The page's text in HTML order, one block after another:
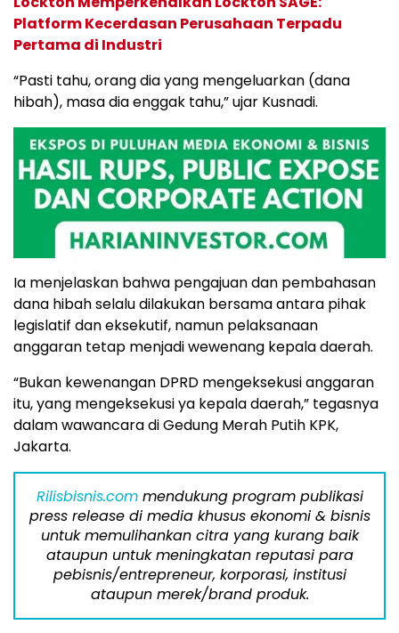
Platform Kecerdasan Perusahaan Terpadu
Pertama di Industri
“Pasti tahu, orang dia yang mengeluarkan (dana
hibah), masa dia enggak tahu,” ujar Kusnadi.
Ia menjelaskan bahwa pengajuan dan pembahasan
dana hibah selalu dilakukan bersama antara pihak
legislatif dan eksekutif, namun pelaksanaan
anggaran tetap menjadi wewenang kepala daerah.
“Bukan kewenangan DPRD mengeksekusi anggaran
itu, yang mengeksekusi ya kepala daerah,” tegasnya
dalam wawancara di Gedung Merah Putih KPK,
Jakarta.
Rilisbisnis.commendukung program publikasi
press release di media khusus ekonomi & bisnis
untuk memulihankan citra yang kurang baik
ataupun untuk meningkatan reputasi para
pebisnis/entrepreneur, korporasi, institusi
ataupun merek/brand produk.